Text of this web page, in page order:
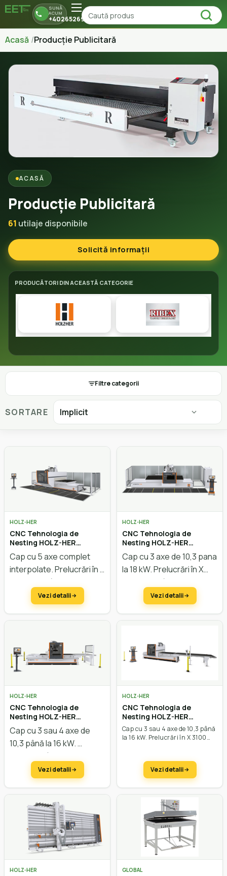
SUNĂ
ACUM
+40265269150
Acasă Producție Publicitară
ACASĂ
Producție Publicitară
61 utilaje disponibile
Solicită informații
PRODUCĂTORI DIN ACEASTĂ CATEGORIE
Filtre categorii
SORTARE
HOLZ-HER
CNC Tehnologia de
Nesting HOLZ-HER
Dynestic 7535
Cap cu 5 axe complet
interpolate. Prelucrări în X
3700 mm până la 6250
mm, în Y până la 2200mm,
în Z până la 565 mm.
Vezi detalii
HOLZ-HER
CNC Tehnologia de
Nesting HOLZ-HER
Dynestic 7532
Cap cu 3 axe de 10,3 pana
la 18 kW. Prelucrări în X
3700 mm până la 6250
mm, în Y până la 2200 mm,
în Z până la 293 mm.
Vezi detalii
HOLZ-HER
CNC Tehnologia de
Nesting HOLZ-HER
Dynestic 7507
Cap cu 3 sau 4 axe de
10,3 până la 16 kW.
Prelucrări în X 3100 mm
până la 4600 mm, în Y
până la 2200mm, în Z
vectorială de 101 m/min.
Vezi detalii
HOLZ-HER
CNC Tehnologia de
Nesting HOLZ-HER
Dynestic 7505
Cap cu 3 sau 4 axe de 10,3 până
la 16 kW. Prelucrări în X 3100
317 mm. Viteza vectorială de 101
Vezi detalii
HOLZ-HER GLOBAL